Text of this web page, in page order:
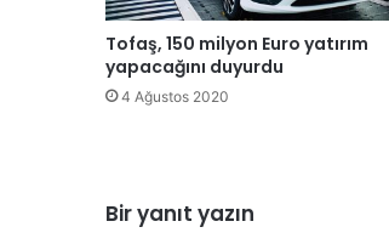
Tofaş, 150 milyon Euro yatırım
yapacağını duyurdu
4 Ağustos 2020
Bir yanıt yazın